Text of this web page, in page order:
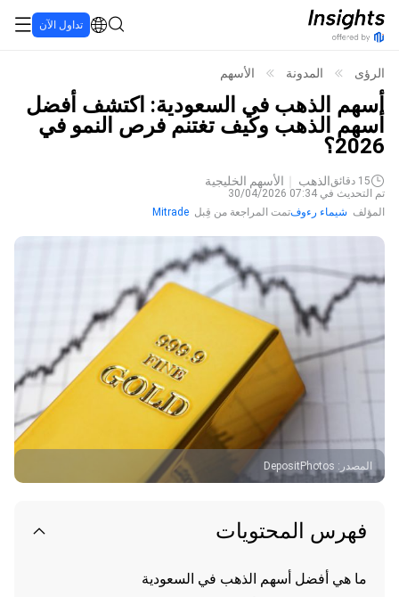
تداول الآن
الرؤى المدونة الأسهم
أسهم الذهب في السعودية: اكتشف أفضل
أسهم الذهب وكيف تغتنم فرص النمو في
2026؟
15 دقائقالذهب الأسهم الخليجية
تم التحديث في 07:34 30/04/2026
المؤلف شيماء رءوفتمت المراجعة من قِبل Mitrade
المصدر :
DepositPhotos
فهرس المحتويات
ما هي أفضل أسهم الذهب في السعودية